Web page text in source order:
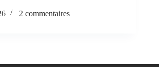
2 commentaires